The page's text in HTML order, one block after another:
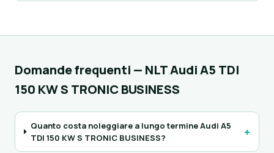
Domande frequenti — NLT Audi A5 TDI
150 KW S TRONIC BUSINESS
Quanto costa noleggiare a lungo termine Audi A5
TDI 150 KW S TRONIC BUSINESS?
+